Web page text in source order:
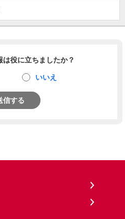
は役に立ちましたか？
いいえ
信する